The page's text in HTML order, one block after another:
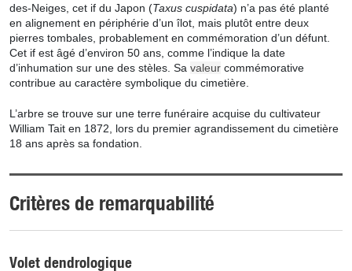
des-Neiges, cet if du Japon (Taxus cuspidata) n’a pas été planté
en alignement en périphérie d’un îlot, mais plutôt entre deux
pierres tombales, probablement en commémoration d’un défunt.
Cet if est âgé d’environ 50 ans, comme l’indique la date
d’inhumation sur une des stèles. Sa valeur commémorative
contribue au caractère symbolique du cimetière.
L’arbre se trouve sur une terre funéraire acquise du cultivateur
William Tait en 1872, lors du premier agrandissement du cimetière
18 ans après sa fondation.
Critères de remarquabilité
Volet dendrologique